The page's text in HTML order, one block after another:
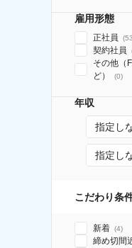
雇用形態
正社員 (53
契約社員
その他（
ど）
(0)
年収
指定し
指定し
こだわり条
新着 (4)
締め切間